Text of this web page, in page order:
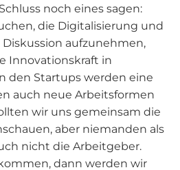
noch eines sagen:
die Digitalisierung und
aufzunehmen,
Innovationskraft in
den Startups werden eine
auch neue Arbeitsformen
wir uns gemeinsam die
aber niemanden als
nicht die Arbeitgeber.
dann werden wir